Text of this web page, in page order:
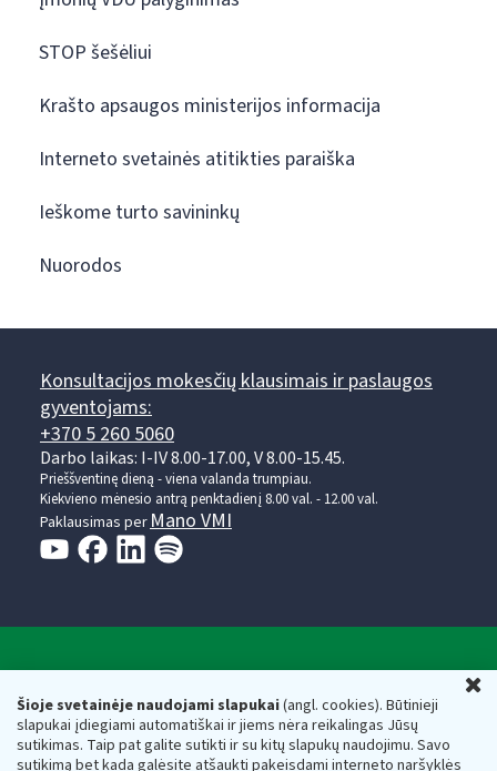
Šioje svetainėje naudojami slapukai(angl. cookies). Būtinieji
slapukai įdiegiami automatiškai ir jiems nėra reikalingas Jūsų
sutikimas. Taip pat galite sutikti ir su kitų slapukų naudojimu. Savo
sutikimą bet kada galėsite atšaukti pakeisdami interneto naršyklės
STOP šešėliui
Krašto apsaugos ministerijos informacija
Interneto svetainės atitikties paraiška
Ieškome turto savininkų
Nuorodos
Konsultacijos mokesčių klausimais ir paslaugos
gyventojams:
+370 5 260 5060
Darbo laikas: I-IV 8.00-17.00, V 8.00-15.45.
Prieššventinę dieną - viena valanda trumpiau.
Kiekvieno mėnesio antrą penktadienį 8.00 val. - 12.00 val.
Paklausimas per Mano VMI
Respublikos finansų ministerijos
Biudžetinė įstaiga. Juridinio asmens kodas — 188659752,
adresas: Vasario 16-osios g. 14, 01107 Vilnius, Lietuva, el.paštas: